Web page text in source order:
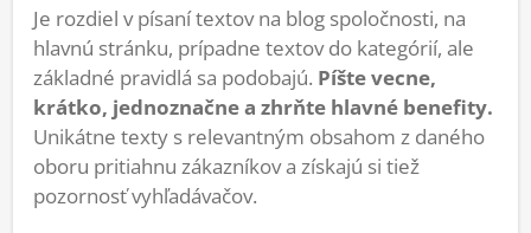
Je rozdiel v písaní textov na blog spoločnosti, na
hlavnú stránku, prípadne textov do kategórií, ale
základné pravidlá sa podobajú. Píšte vecne,
krátko, jednoznačne a zhrňte hlavné benefity.
Unikátne texty s relevantným obsahom z daného
oboru pritiahnu zákazníkov a získajú si tiež
pozornosť vyhľadávačov.